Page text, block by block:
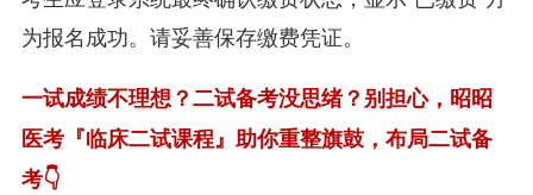
为报名成功。请妥善保存缴费凭证。
一试成绩不理想？二试备考没思绪？别担心，昭昭
医考『临床二试课程』助你重整旗鼓，布局二试备
考👇